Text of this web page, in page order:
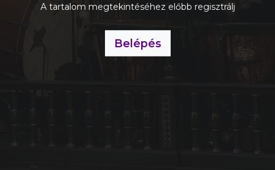
A tartalom megtekintéséhez előbb regisztrálj
Belépés